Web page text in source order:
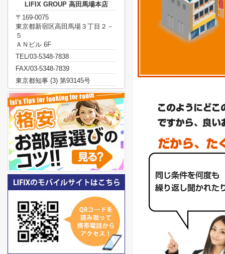
LIFIX GROUP 高田馬場本店
〒169-0075
東京都新宿区高田馬場３丁目２－
５
ＡＮビル 6F
TEL/03-5348-7838
FAX/03-5348-7839
東京都知事 (3) 第93145号